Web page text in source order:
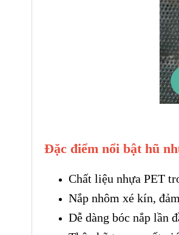
Đặc điểm nổi bật hũ
Chất liệu nhựa PET
Nắp nhôm xé kín,
Dễ dàng bóc nắp lần